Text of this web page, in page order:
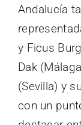
Andalucía
y Ficus
Dak
(Sevilla) y
con un